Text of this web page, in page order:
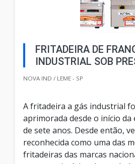
FRITADEIRA DE
INDUSTRIAL SOB
NOVA IND / LEME - SP
A fritadeira a gás industrial
aprimorada desde o início da
de sete anos. Desde então,
reconhecida como uma das
fritadeiras das marcas